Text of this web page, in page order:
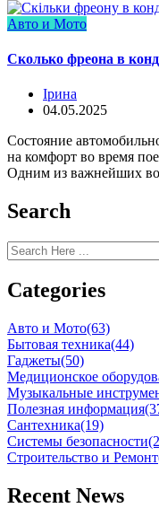
Авто и Мото
Сколько фреона в
Ірина
04.05.2025
Состояние
на комфорт во время
Одним из важнейших
Search
Categories
Авто и Мото(63)
Бытовая техника(44)
Гаджеты(50)
Медиционское
Музыкальные
Полезная информация
Сантехника(19)
Системы безопасности
Строительство и Ремонт
Recent News